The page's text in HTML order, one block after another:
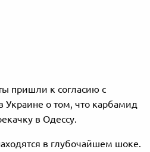
пришли к согласию с
о том, что карбамид
в Одессу.
в глубочайшем шоке.